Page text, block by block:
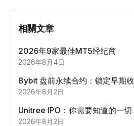
相關文章
2026年9家最佳MT5经纪商
2026年8月4日
Bybit 盘前永续合约：锁定早期
2026年8月2日
Unitree IPO：你需要知道的一切
2026年8月2日